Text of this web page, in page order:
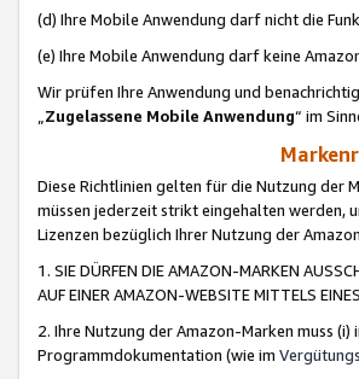
(d) Ihre Mobile Anwendung darf nicht die
(e) Ihre Mobile Anwendung darf keine
Wir prüfen Ihre Anwendung und
„Zugelassene Mobile Anwendung“ im
Diese Richtlinien gelten für die Nutzung der
müssen jederzeit strikt eingehalten werden,
Lizenzen bezüglich Ihrer Nutzung der
1. SIE DÜRFEN DIE AMAZON-MARKEN
AUF EINER AMAZON-WEBSITE MITTELS
2. Ihre Nutzung der Amazon-Marken muss
Programmdokumentation (wie im